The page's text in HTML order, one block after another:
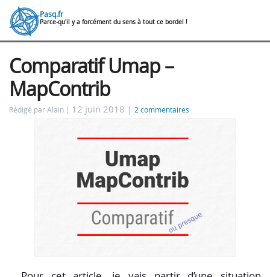
Pasq.fr
Parce-qu'il y a forcément du sens à tout ce bordel !
Comparatif Umap –
MapContrib
Rédigé par Alain 12 juin 2018 | 2 commentaires